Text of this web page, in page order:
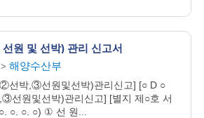
원 및 선박) 관리 신고서
> 해양수산부
선박,③선원및선박)관리신고] [○ D ○
원및선박)관리신고] [별지 제○호 서
○. ○. ○) ① 선 원...